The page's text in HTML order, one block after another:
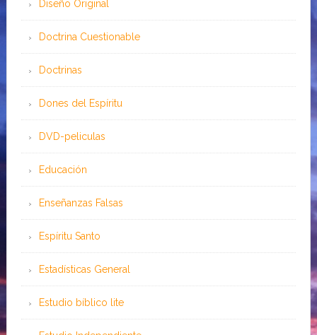
Diseño Original
Doctrina Cuestionable
Doctrinas
Dones del Espíritu
DVD-peliculas
Educación
Enseñanzas Falsas
Espíritu Santo
Estadísticas General
Estudio bíblico lite